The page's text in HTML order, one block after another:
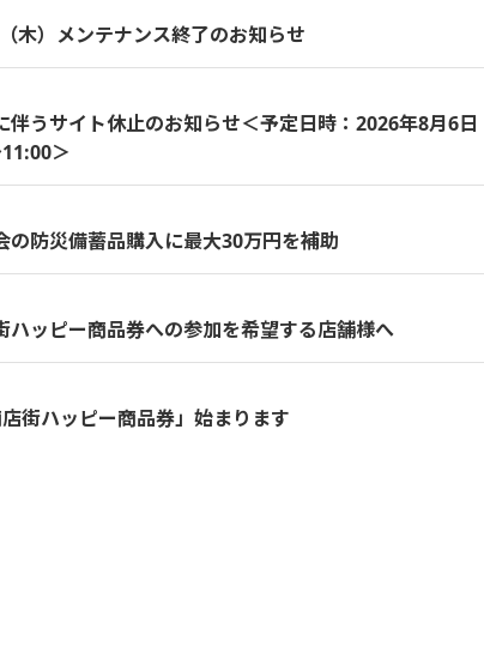
木）メンテナンス終了のお知らせ
伴うサイト休止のお知らせ＜予定日時：2026年8月6日
11:00＞
の防災備蓄品購入に最大30万円を補助
ハッピー商品券への参加を希望する店舗様へ
街ハッピー商品券」始まります